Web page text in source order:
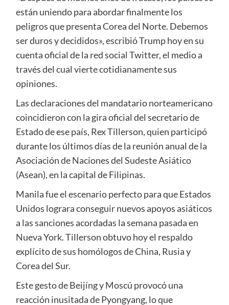
están uniendo para abordar finalmente los
peligros que presenta Corea del Norte. Debemos
ser duros y decididos», escribió Trump hoy en su
cuenta oficial de la red social Twitter, el medio a
través del cual vierte cotidianamente sus
opiniones.
Las declaraciones del mandatario norteamericano
coincidieron con la gira oficial del secretario de
Estado de ese país, Rex Tillerson, quien participó
durante los últimos días de la reunión anual de la
Asociación de Naciones del Sudeste Asiático
(Asean), en la capital de Filipinas.
Manila fue el escenario perfecto para que Estados
Unidos lograra conseguir nuevos apoyos asiáticos
a las sanciones acordadas la semana pasada en
Nueva York. Tillerson obtuvo hoy el respaldo
explícito de sus homólogos de China, Rusia y
Corea del Sur.
Este gesto de Beijíng y Moscú provocó una
reacción inusitada de Pyongyang, lo que